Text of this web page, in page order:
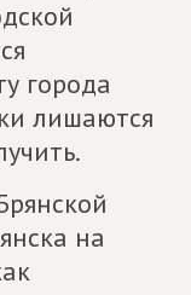
города
лишаются
на